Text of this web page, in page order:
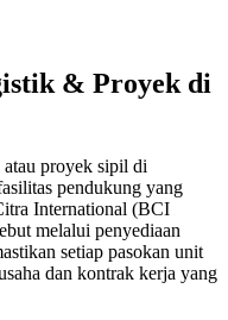
& Proyek di
proyek sipil di
pendukung yang
International (BCI
melalui penyediaan
setiap pasokan unit
dan kontrak kerja yang